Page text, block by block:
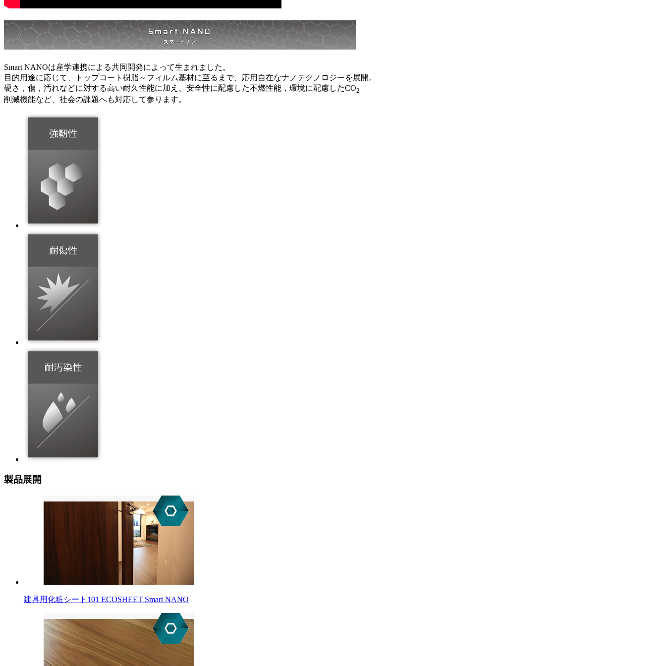
Smart NANOは産学連携による共同開発によって生まれました。
目的用途に応じて、トップコート樹脂～フィルム基材に至るまで、応用自在なナノテクノロジーを展開。
硬さ，傷，汚れなどに対する高い耐久性能に加え、安全性に配慮した不燃性能，環境に配慮したCO2
削減機能など、社会の課題へも対応して参ります。
製品展開
建具用化粧シート 101 ECOSHEET Smart NANO